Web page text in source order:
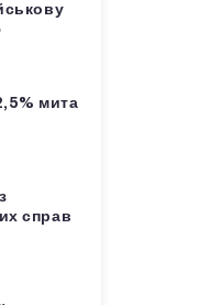
мита
справ